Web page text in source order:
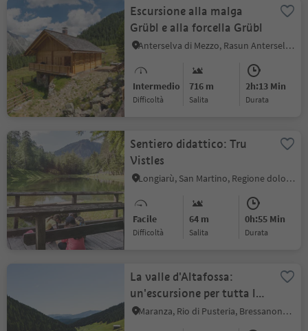
Escursione alla malga
Grübl e alla forcella Grübl
Anterselva di Mezzo, Rasun Anterselva, Regione dolomitica Plan de Corones
Intermedio
Difficoltà
716 m
Salita
2h:13 Min
durata
Sentiero didattico: Tru
Vistles
Longiarù, San Martino, Regione dolomitica Plan de Corones
Facile
Difficoltà
64 m
Salita
0h:55 Min
durata
La valle d'Altafossa:
un'escursione per tutta la
famiglia
Maranza, Rio di Pusteria, Bressanone e dintorni